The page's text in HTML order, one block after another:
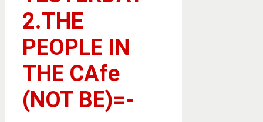
2.THE
PEOPLE IN
THE CAfe
(NOT BE)=-